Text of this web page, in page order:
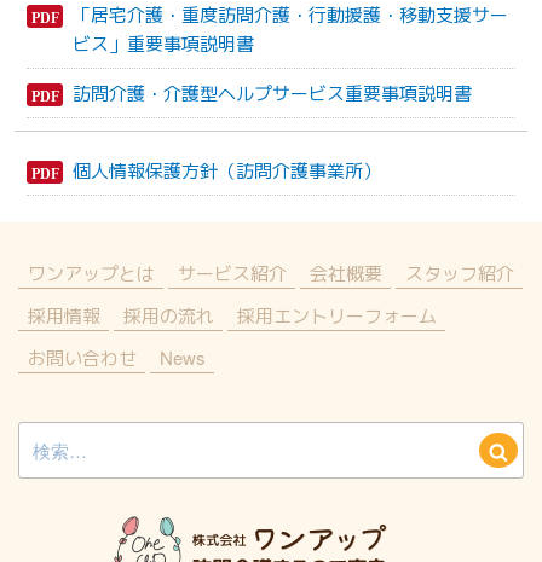
「居宅介護・重度訪問介護・行動援護・移動支援サー
ビス」重要事項説明書
訪問介護・介護型ヘルプサービス重要事項説明書
個人情報保護方針（訪問介護事業所）
ワンアップとは サービス紹介 会社概要
スタッフ紹介
採用情報
採用の流れ
採用エントリーフォーム
お問い合わせ
News
索:
検
索